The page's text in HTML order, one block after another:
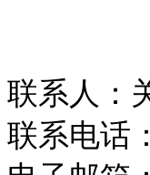
联系人：
联系电话